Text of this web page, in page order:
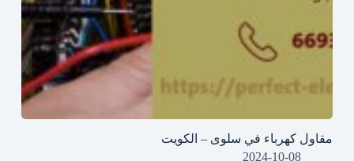
مقاول كهرباء في سلوى – الكويت
2024-10-08